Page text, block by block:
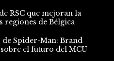
RSC que mejoran la
regiones de Bélgica
de Spider-Man: Brand
el futuro del MCU